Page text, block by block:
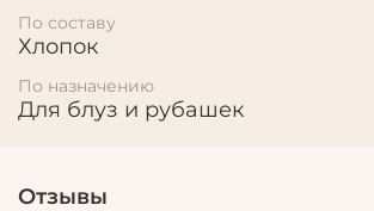
По составу
Хлопок
По назначению
Для блуз и рубашек
Отзывы